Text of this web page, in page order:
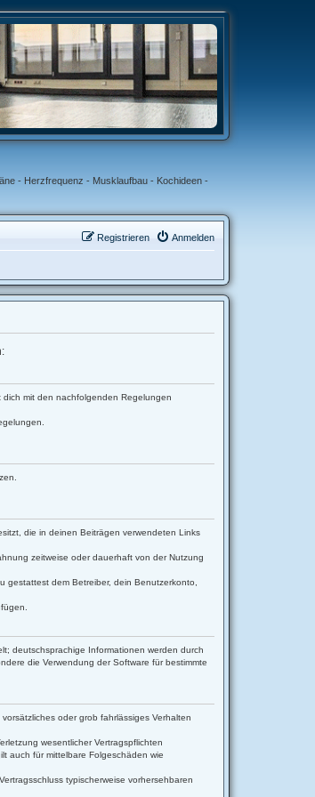
- Herzfrequenz - Musklaufbau - Kochideen -
Anmelden
Registrieren
dich mit den nachfolgenden Regelungen
die in deinen Beiträgen verwendeten Links
zeitweise oder dauerhaft von der Nutzung
gestattest dem Betreiber, dein Benutzerkonto,
deutschsprachige Informationen werden durch
die Verwendung der Software für bestimmte
oder grob fahrlässiges Verhalten
wesentlicher Vertragspflichten
auch für mittelbare Folgeschäden wie
typischerweise vorhersehbaren